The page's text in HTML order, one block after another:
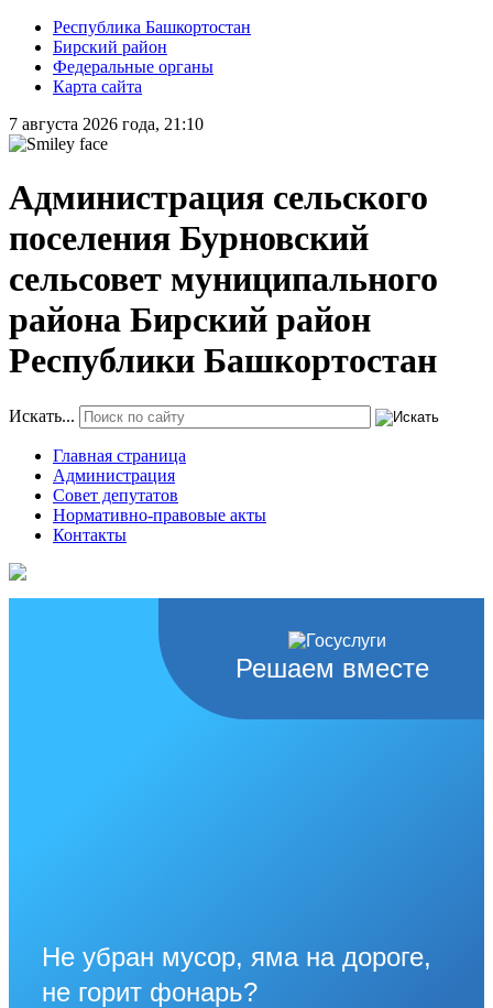
Республика Башкортостан
Бирский район
Федеральные органы
Карта сайта
7 августа 2026 года, 21:10
Администрация сельского
поселения Бурновский
сельсовет муниципального
района Бирский район
Республики Башкортостан
Искать...
Главная страница
Администрация
Совет депутатов
Нормативно-правовые акты
Контакты
Решаем вместе
Не убран мусор, яма на дороге,
не горит фонарь?